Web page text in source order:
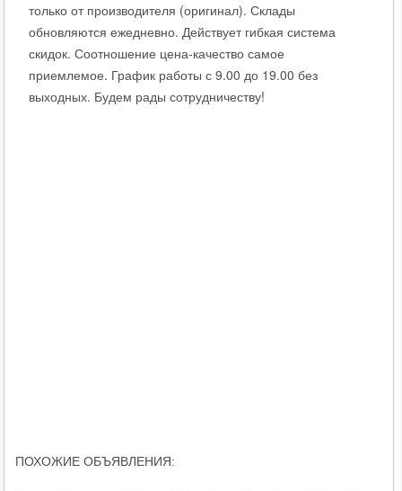
только от производителя (оригинал). Склады
обновляются ежедневно. Действует гибкая система
скидок. Соотношение цена-качество самое
приемлемое. График работы с 9.00 до 19.00 без
выходных. Будем рады сотрудничеству!
ПОХОЖИЕ ОБЪЯВЛЕНИЯ: